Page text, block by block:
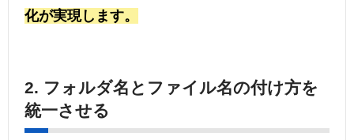
化が実現します。
2. フォルダ名とファイル名の付け方を
統一させる